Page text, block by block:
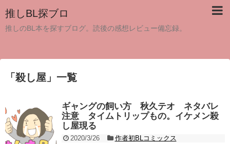
推しBL探ブロ
推しのBL本を探すブログ。読後の感想レビュー備忘録。
「 殺し屋 」 一覧
ギャングの飼い方 秋久テオ ネタバレ
注意 タイムトリップもの。イケメン殺
し屋現る
2020/3/26
作者初BLコミックス